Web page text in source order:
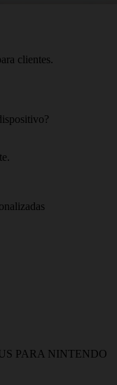
clientes.
PARA NINTENDO